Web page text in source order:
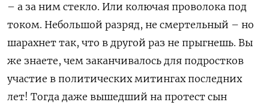
– а за ним стекло. Или колючая проволока под
током. Небольшой разряд, не смертельный – но
шарахнет так, что в другой раз не прыгнешь. Вы
же знаете, чем заканчивалось для подростков
участие в политических митингах последних
лет! Тогда даже вышедший на протест сын